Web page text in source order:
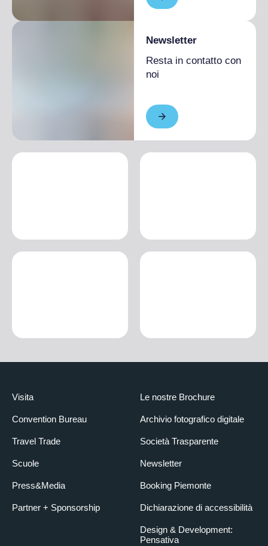
Newsletter
Resta in contatto con
noi
Visita
Convention Bureau
Travel Trade
Scuole
Press&Media
Partner + Sponsorship
Le nostre Brochure
Archivio fotografico digitale
Società Trasparente
Newsletter
Booking Piemonte
Dichiarazione di accessibilità
Design & Development:
Pensativa